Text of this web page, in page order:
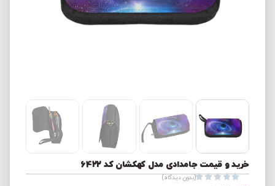
خرید و قیمت جامدادی مدل کهکشان کد 6422




(بدون دیدگاه)